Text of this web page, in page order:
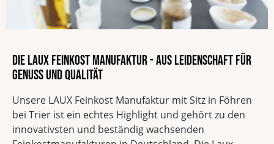
Die LAUX Feinkost Manufaktur - Aus Leidenschaft für
Genuss und Qualität
Unsere LAUX Feinkost Manufaktur mit Sitz in Föhren
bei Trier ist ein echtes Highlight und gehört zu den
innovativsten und beständig wachsenden